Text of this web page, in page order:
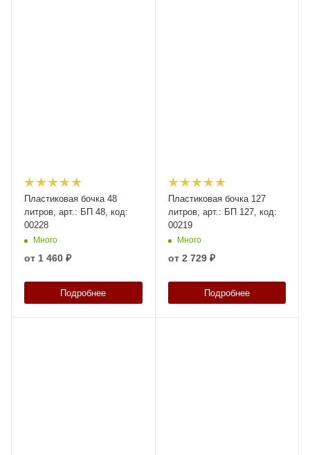
Пластиковая бочка 48
литров, арт.: БП 48, код:
00228
Много
от 1 460 ₽
Подробнее
Пластиковая бочка 127
литров, арт.: БП 127, код:
00219
Много
от 2 729 ₽
Подробнее